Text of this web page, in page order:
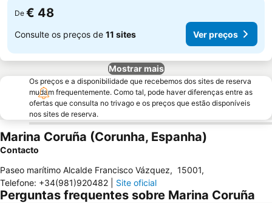
De € 48
Consulte os preços de 11 sites Ver preços
Mostrar mais
Os preços e a disponibilidade que recebemos dos sites de reserva
mudam frequentemente. Como tal, pode haver diferenças entre as
ofertas que consulta no trivago e os preços que estão disponíveis
nos sites de reserva.
Marina Coruña (Corunha, Espanha)
Contacto
Paseo marítimo Alcalde Francisco Vázquez, 15001,
Telefone: +34(981)920482 Site oficial
Perguntas frequentes sobre Marina Coruña